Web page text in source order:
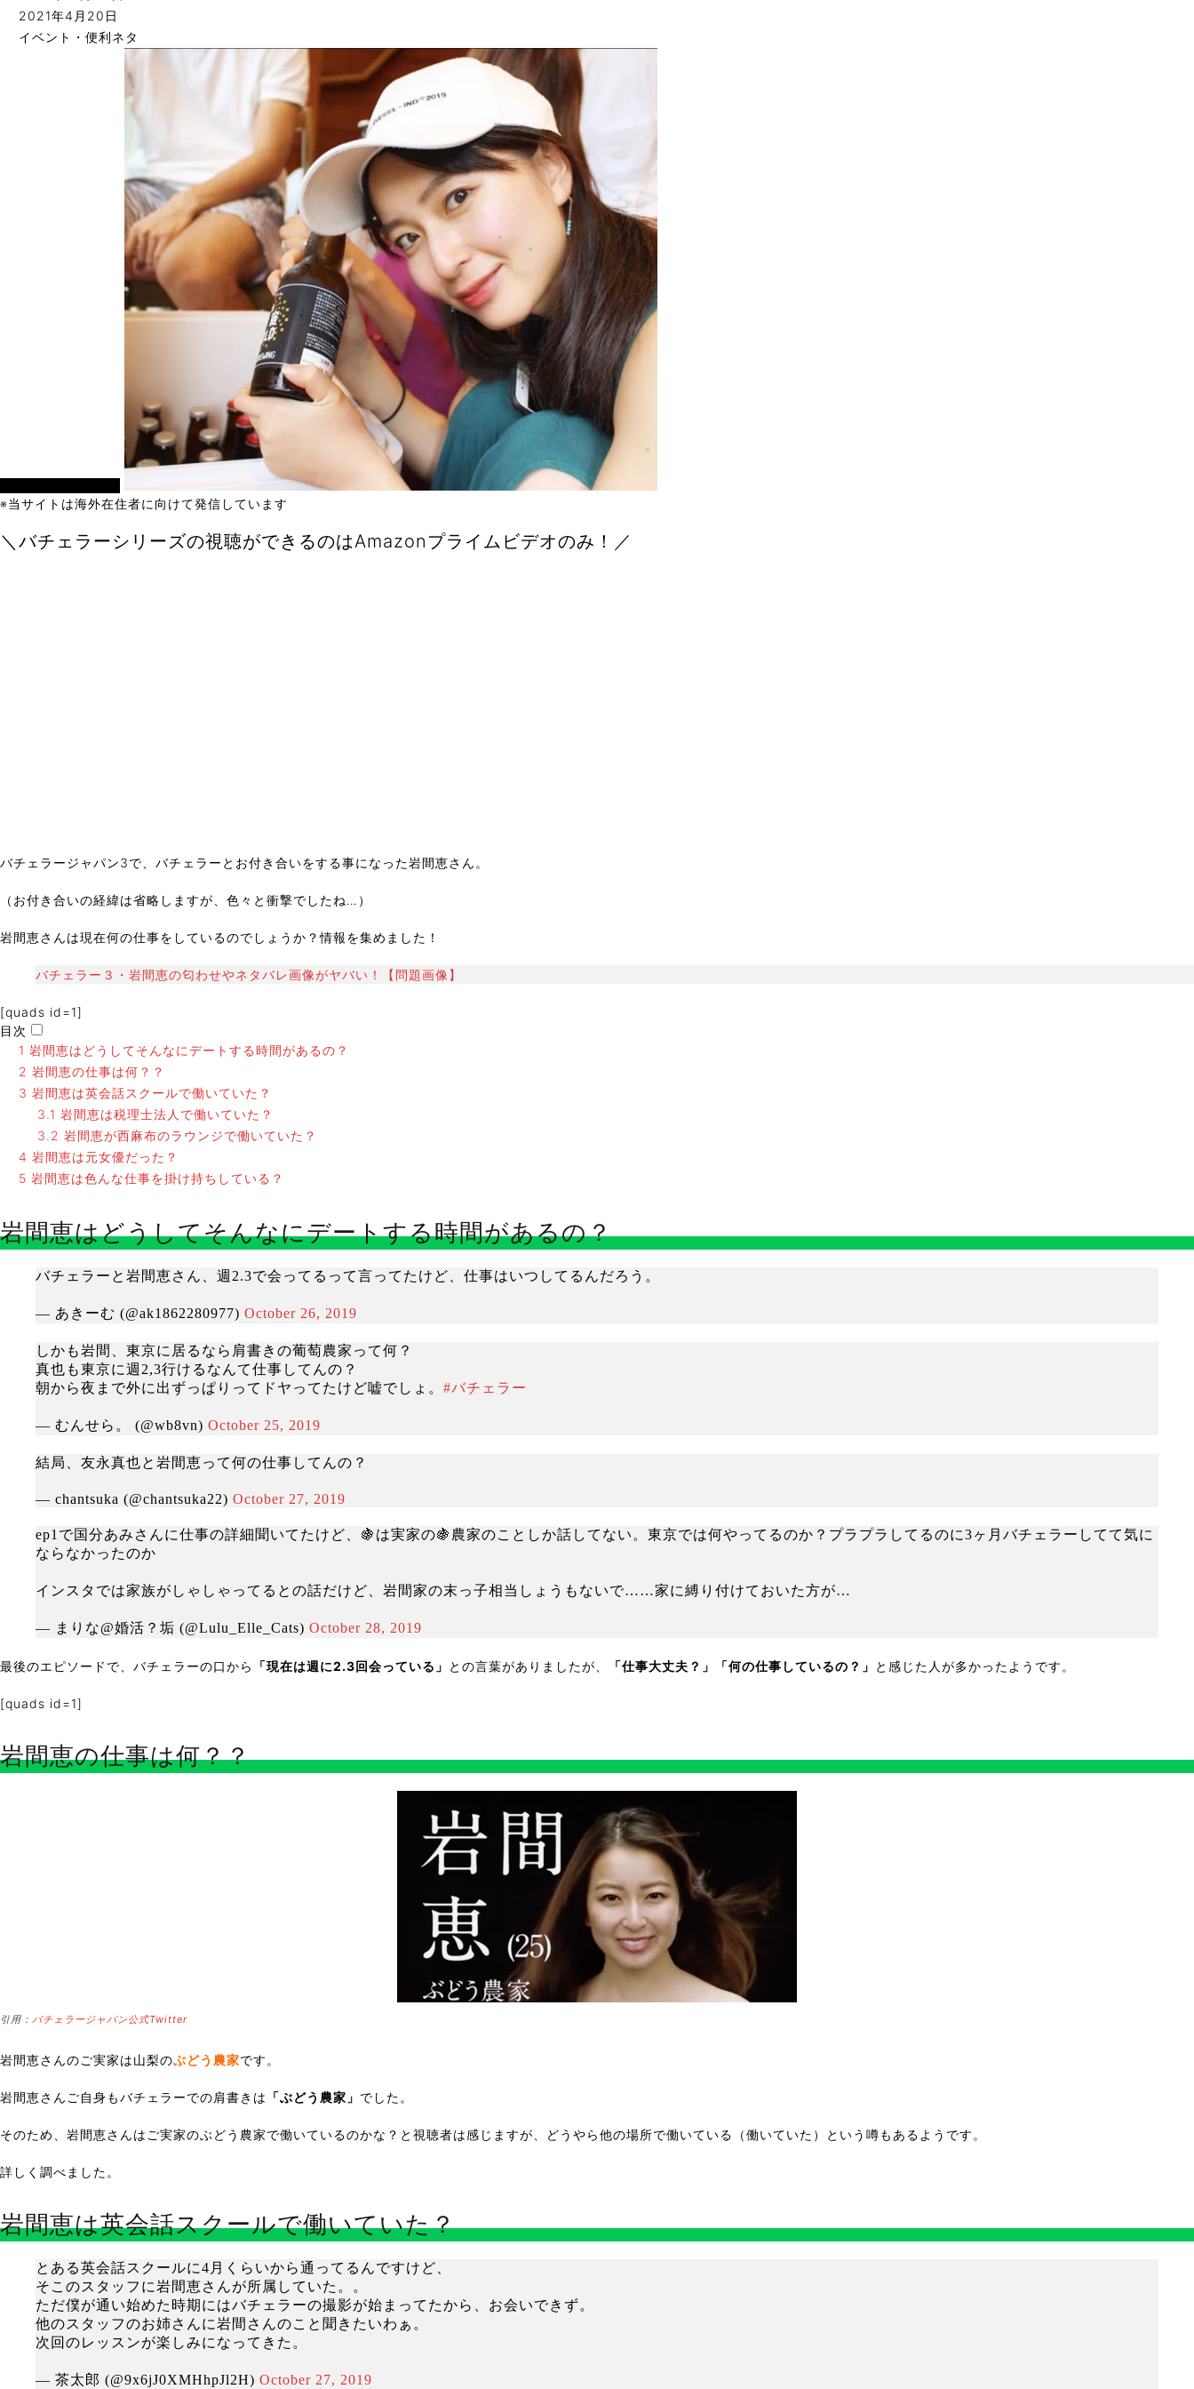
2021年4月20日
イベント・便利ネタ
※当サイトは海外在住者に向けて発信しています
＼バチェラーシリーズの視聴ができるのはAmazonプライムビデオのみ！／
バチェラージャパン3で、バチェラーとお付き合いをする事になった岩間恵さん。
（お付き合いの経緯は省略しますが、色々と衝撃でしたね…）
岩間恵さんは現在何の仕事をしているのでしょうか？情報を集めました！
バチェラー３・岩間恵の匂わせやネタバレ画像がヤバい！【問題画像】
[quads id=1]
目次
1 岩間恵はどうしてそんなにデートする時間があるの？
2 岩間恵の仕事は何？？
3 岩間恵は英会話スクールで働いていた？
3.1 岩間恵は税理士法人で働いていた？
3.2 岩間恵が西麻布のラウンジで働いていた？
4 岩間恵は元女優だった？
5 岩間恵は色んな仕事を掛け持ちしている？
岩間恵はどうしてそんなにデートする時間があるの？
バチェラーと岩間恵さん、週2.3で会ってるって言ってたけど、仕事はいつしてるんだろう。
— あきーむ (@ak1862280977) October 26, 2019
しかも岩間、東京に居るなら肩書きの葡萄農家って何？
真也も東京に週2,3行けるなんて仕事してんの？
朝から夜まで外に出ずっぱりってドヤってたけど嘘でしょ。 #バチェラー
— むんせら。 (@wb8vn) October 25, 2019
結局、友永真也と岩間恵って何の仕事してんの？
— chantsuka (@chantsuka22) October 27, 2019
ep1で国分あみさんに仕事の詳細聞いてたけど、🍇は実家の🍇農家のことしか話してない。東京では何やってるのか？プラプラしてるのに3ヶ月バチェラーしてて気に
ならなかったのか
インスタでは家族がしゃしゃってるとの話だけど、岩間家の末っ子相当しょうもないで……家に縛り付けておいた方が…
— まりな@婚活？垢 (@Lulu_Elle_Cats) October 28, 2019
最後のエピソードで、バチェラーの口から 「現在は週に2.3回会っている」 との言葉がありましたが、 「仕事大丈夫？」「何の仕事しているの？」 と感じた人が多かったようです。
[quads id=1]
岩間恵の仕事は何？？
引用： バチェラージャパン公式Twitter
岩間恵さんのご実家は山梨のぶどう農家です。
岩間恵さんご自身もバチェラーでの肩書きは 「ぶどう農家」 でした。
そのため、岩間恵さんはご実家のぶどう農家で働いているのかな？と視聴者は感じますが、どうやら他の場所で働いている（働いていた）という噂もあるようです。
詳しく調べました。
岩間恵は英会話スクールで働いていた？
とある英会話スクールに4月くらいから通ってるんですけど、
そこのスタッフに岩間恵さんが所属していた。。
ただ僕が通い始めた時期にはバチェラーの撮影が始まってたから、お会いできず。
他のスタッフのお姉さんに岩間さんのこと聞きたいわぁ。
次回のレッスンが楽しみになってきた。
— 茶太郎 (@9x6jJ0XMHhpJl2H) October 27, 2019